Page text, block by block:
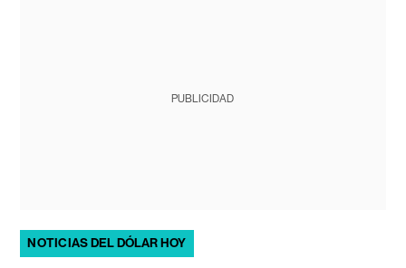
PUBLICIDAD
NOTICIAS DEL DÓLAR HOY